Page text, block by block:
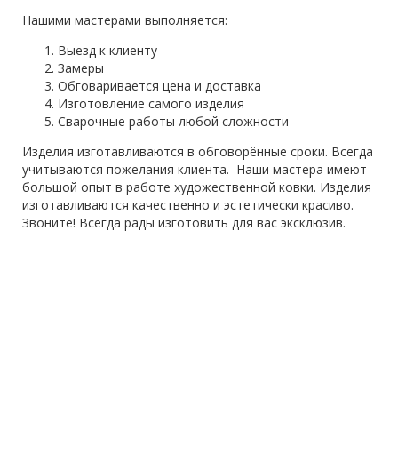
Нашими мастерами выполняется:
Выезд к клиенту
Замеры
Обговаривается цена и доставка
Изготовление самого изделия
Сварочные работы любой сложности
Изделия изготавливаются в обговорённые сроки. Всегда
учитываются пожелания клиента. Наши мастера имеют
большой опыт в работе художественной ковки. Изделия
изготавливаются качественно и эстетически красиво.
Звоните! Всегда рады изготовить для вас эксклюзив.